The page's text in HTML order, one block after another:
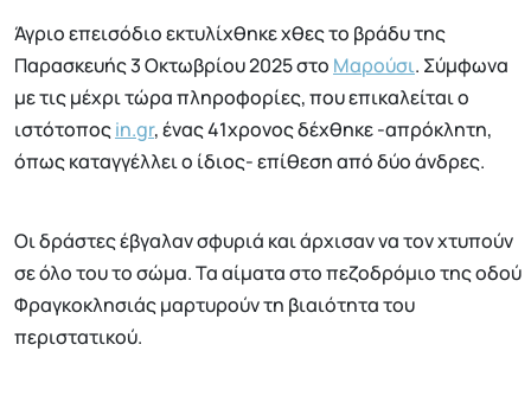
Άγριο επεισόδιο εκτυλίχθηκε χθες το βράδυ της
Παρασκευής 3 Οκτωβρίου 2025 στο Μαρούσι. Σύμφωνα
με τις μέχρι τώρα πληροφορίες, που επικαλείται ο
ιστότοποςin.gr, ένας 41χρονος δέχθηκε -απρόκλητη,
όπως καταγγέλλει ο ίδιος- επίθεση από δύο άνδρες.
Οι δράστες έβγαλαν σφυριά και άρχισαν να τον χτυπούν
σε όλο του το σώμα. Τα αίματα στο πεζοδρόμιο της οδού
Φραγκοκλησιάς μαρτυρούν τη βιαιότητα του
περιστατικού.